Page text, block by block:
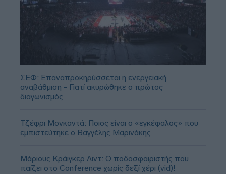
ΣΕΦ: Επαναπροκηρύσσεται η ενεργειακή
αναβάθμιση - Γιατί ακυρώθηκε ο πρώτος
διαγωνισμός
Τζέφρι Μονκαντά: Ποιος είναι ο «εγκέφαλος» που
εμπιστεύτηκε ο Βαγγέλης Μαρινάκης
Μάριους Κράιγκερ Λιντ: Ο ποδοσφαιριστής που
παίζει στο Conference χωρίς δεξί χέρι (vid)!